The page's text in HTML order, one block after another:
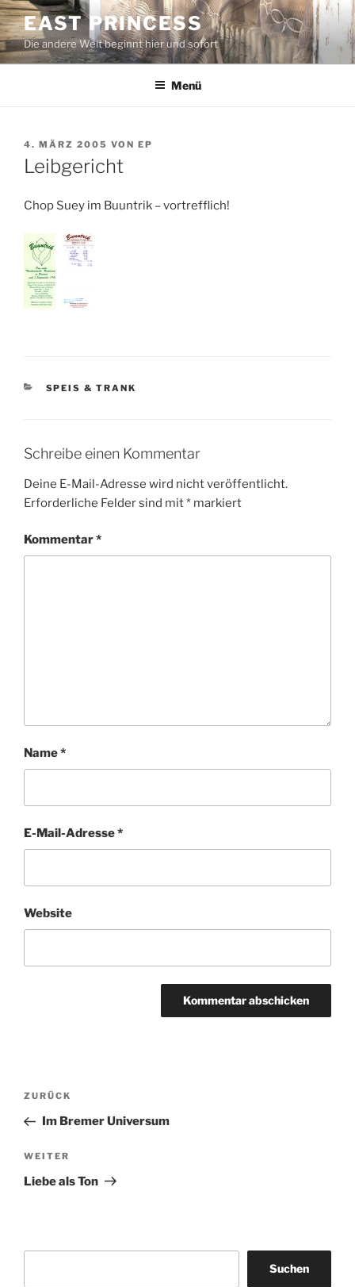
Zum
Inhalt
springen
EAST PRINCESS
Die andere Welt beginnt hier und sofort
Menü
VERÖFFENTLICHT
AM
4. MÄRZ 2005 VON EP
Leibgericht
Chop Suey im Buuntrik – vortrefflich!
KATEGORIEN
SPEIS & TRANK
Schreibe einen Kommentar
Deine E-Mail-Adresse wird nicht veröffentlicht.
Erforderliche Felder sind mit* markiert
Kommentar*
Name*
E-Mail-Adresse*
Website
Beitragsnavigation
Vorheriger
Beitrag
ZURÜCK
Im Bremer Universum
Nächster
Beitrag
WEITER
Liebe als Ton
Suchen